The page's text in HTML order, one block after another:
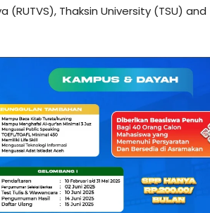
Thaksin University (TSU) and